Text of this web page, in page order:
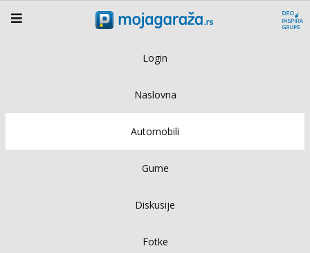
Login
Naslovna
Automobili
Gume
Diskusije
Fotke